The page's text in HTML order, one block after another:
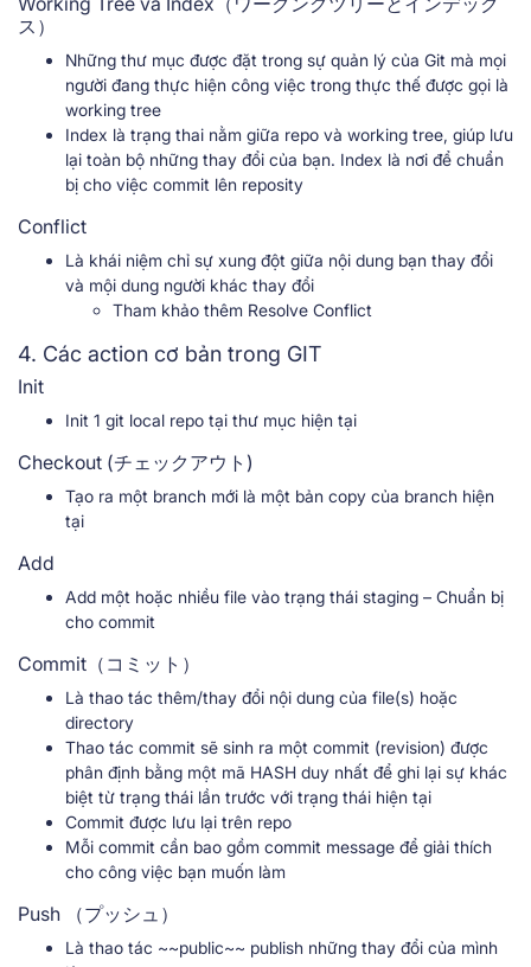
ス）
Những thư mục được đặt trong sự quản lý của Git mà mọi
người đang thực hiện công việc trong thực thế được gọi là
working tree
Index là trạng thai nằm giữa repo và working tree, giúp lưu
lại toàn bộ những thay đổi của bạn. Index là nơi để chuẩn
bị cho việc commit lên reposity
Conflict
Là khái niệm chỉ sự xung đột giữa nội dung bạn thay đổi
và mội dung người khác thay đổi
Tham khảo thêm Resolve Conflict
4. Các action cơ bản trong GIT
Init
Init 1 git local repo tại thư mục hiện tại
Checkout (チェックアウト)
Tạo ra một branch mới là một bản copy của branch hiện
tại
Add
Add một hoặc nhiều file vào trạng thái staging – Chuẩn bị
cho commit
Commit（コミット）
Là thao tác thêm/thay đổi nội dung của file(s) hoặc
directory
Thao tác commit sẽ sinh ra một commit (revision) được
phân định bằng một mã HASH duy nhất để ghi lại sự khác
biệt từ trạng thái lần trước với trạng thái hiện tại
Commit được lưu lại trên repo
Mỗi commit cần bao gồm commit message để giải thích
cho công việc bạn muốn làm
Push （プッシュ）
Là thao tác ~~public~~ publish những thay đổi của mình